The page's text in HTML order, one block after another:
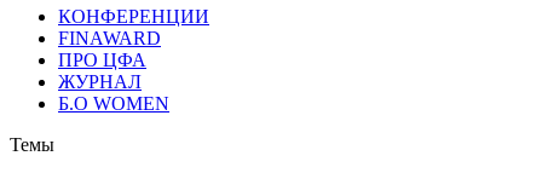
КОНФЕРЕНЦИИ
FINAWARD
ПРО ЦФА
ЖУРНАЛ
Б.О WOMEN
Темы